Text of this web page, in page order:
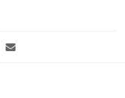
+39 345 281 0246